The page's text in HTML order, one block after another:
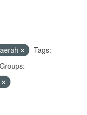
Tags:
Groups: